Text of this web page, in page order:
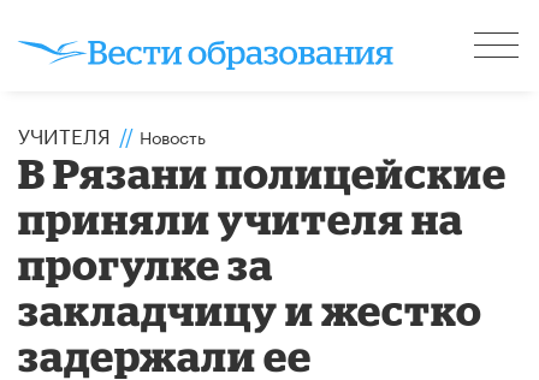
УЧИТЕЛЯ // Новость
В Рязани полицейские
приняли учителя на
прогулке за
закладчицу и жестко
задержали ее